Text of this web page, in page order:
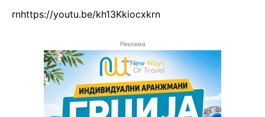
rnhttps://youtu.be/kh13Kkiocxkrn
Реклама